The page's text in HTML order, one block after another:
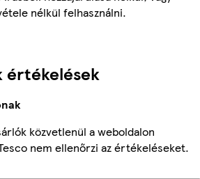
nélkül felhasználni.
értékelések
közvetlenül a weboldalon
nem ellenőrzi az értékeléseket.